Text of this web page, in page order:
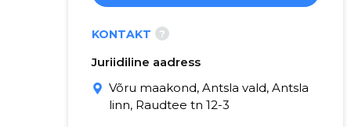
KONTAKT ?
Juriidiline aadress
Võru maakond, Antsla vald, Antsla
linn, Raudtee tn 12-3